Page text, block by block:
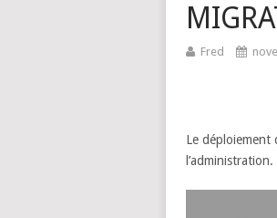
Fred
Le déploiement